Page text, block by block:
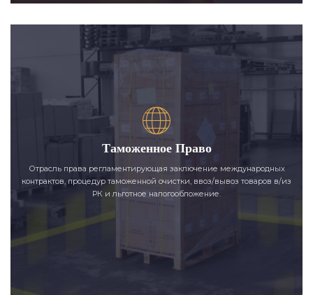
Таможенное Право
Отрасль права регламентирующая заключение международных
контрактов, процедур таможенной очистки, ввоз/вывоз товаров в/из
РК и льготное налогообложение.